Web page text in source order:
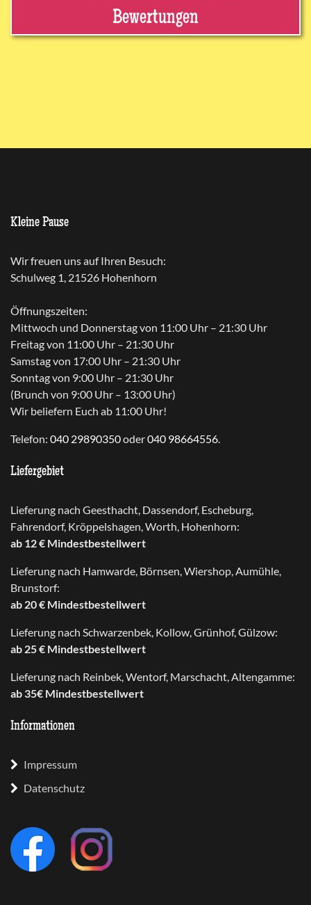
Bewertungen
Kleine Pause
Wir freuen uns auf Ihren Besuch:
Schulweg 1, 21526 Hohenhorn
Öffnungszeiten:
Mittwoch und Donnerstag von 11:00 Uhr – 21:30 Uhr
Freitag von 11:00 Uhr – 21:30 Uhr
Samstag von 17:00 Uhr – 21:30 Uhr
Sonntag von 9:00 Uhr – 21:30 Uhr
(Brunch von 9:00 Uhr – 13:00 Uhr)
Wir beliefern Euch ab 11:00 Uhr!
Telefon: 040 29890350oder040 98664556
Liefergebiet
Lieferung nach Geesthacht, Dassendorf, Escheburg,
Fahrendorf, Kröppelshagen, Worth, Hohenhorn:
ab 12 € Mindestbestellwert
Lieferung nach Hamwarde, Börnsen, Wiershop, Aumühle,
Brunstorf:
ab 20 € Mindestbestellwert
Lieferung nach Schwarzenbek, Kollow, Grünhof, Gülzow:
ab 25 € Mindestbestellwert
Lieferung nach Reinbek, Wentorf, Marschacht, Altengamme:
ab 35€ Mindestbestellwert
Informationen
Impressum
Datenschutz